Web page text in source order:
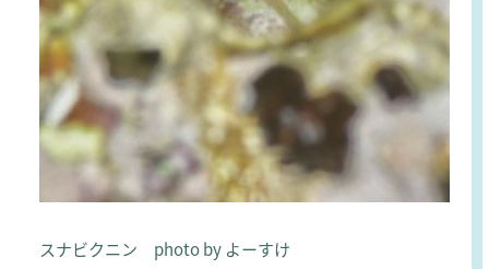
スナビクニン photo by よーすけ